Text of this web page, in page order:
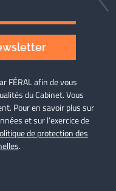
FÉRAL afin de vous
du Cabinet. Vous
Pour en savoir plus sur
et sur l’exercice de
de protection des
.